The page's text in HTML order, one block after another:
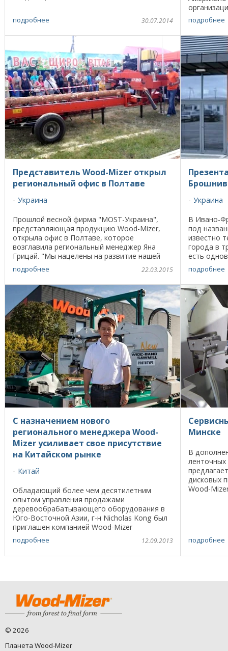
подробнее 30.07.2014
была
чтобы ...
подробнее
Представитель Wood-Mizer открыл
региональный офис в Полтаве
Украина
Прошлой весной фирма "MOST-Украина",
представляющая продукцию Wood-Mizer,
открыла офис в Полтаве, которое
возглавила региональный менеджер Яна
Грицай. "Мы нацелены на развитие нашей
активности в Полтавской области, - говорит
генеральный директор ...
подробнее 22.03.2015
Украина
В Ивано-
под
известно
города в
есть
потому
подробнее
С назначением нового
регионального менеджера Wood-
Mizer усиливает свое присутствие
на Китайском рынке
Китай
Обладающий более чем десятилетним
опытом управления продажами
деревообрабатывающего оборудования в
Юго-Восточной Азии, г-н Nicholas Kong был
приглашен компанией Wood-Mizer
возглавить региональный офис в Китае, во
второй по величине экономике мира. ...
подробнее 12.09.2013
Минске
В
ленточных
дисковых
Wood-
подробнее
© 2026
Планета Wood-Mizer